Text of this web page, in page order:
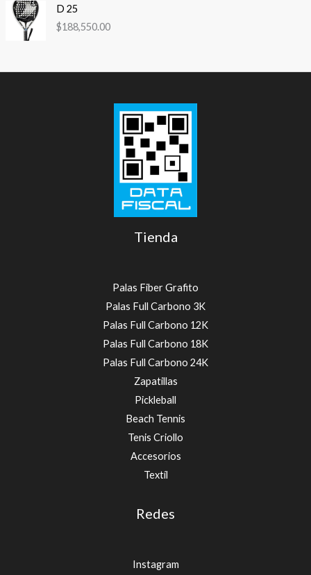
D 25
$188,550.00
Tienda
Palas Fiber Grafito
Palas Full Carbono 3K
Palas Full Carbono 12K
Palas Full Carbono 18K
Palas Full Carbono 24K
Zapatillas
Pickleball
Beach Tennis
Tenis Criollo
Accesorios
Textíl
Redes
Instagram